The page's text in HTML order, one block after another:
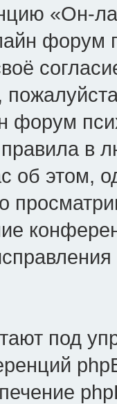
«Он-
форум
правила в
об этом,
под